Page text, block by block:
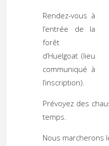
Rendez-vous à
l’entrée de la
forêt
d’Huelgoat (lieu
communiqué à
l’inscription).
Prévoyez des
temps.
Nous marcherons